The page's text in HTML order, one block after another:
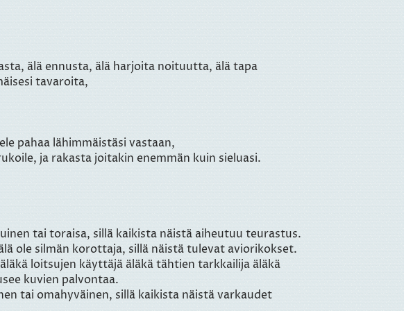
älä ennusta, älä harjoita noituutta, älä tapa
tavaroita,
pahaa lähimmäistäsi vastaan,
ja rakasta joitakin enemmän kuin sieluasi.
tai toraisa, sillä kaikista näistä aiheutuu teurastus.
ole silmän korottaja, sillä näistä tulevat aviorikokset.
loitsujen käyttäjä äläkä tähtien tarkkailija äläkä
kuvien palvontaa.
tai omahyväinen, sillä kaikista näistä varkaudet